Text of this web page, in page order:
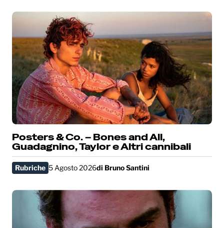
Posters & Co. – Bones and All,
Guadagnino, Taylor e Altri cannibali
Rubriche 5 Agosto 2026di Bruno Santini